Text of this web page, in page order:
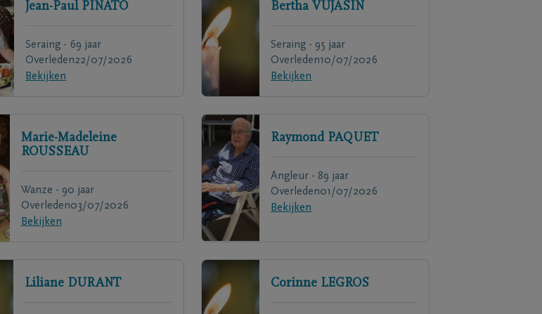
Jean-Paul PINATO
Seraing - 69 jaar
Overleden22/07/2026
Bekijken
Bertha VUJASIN
Seraing - 95 jaar
Overleden10/07/2026
Bekijken
Marie-Madeleine
ROUSSEAU
Wanze - 90 jaar
Overleden03/07/2026
Bekijken
Raymond PAQUET
Angleur - 89 jaar
Overleden01/07/2026
Bekijken
Liliane DURANT Corinne LEGROS